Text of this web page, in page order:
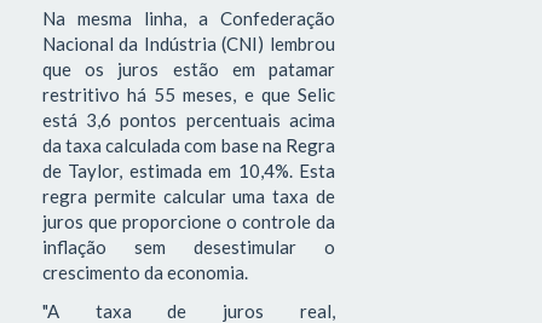
Na mesma linha, a Confederação
Nacional da Indústria (CNI) lembrou
que os juros estão em patamar
restritivo há 55 meses, e que Selic
está 3,6 pontos percentuais acima
da taxa calculada com base na Regra
de Taylor, estimada em 10,4%. Esta
regra permite calcular uma taxa de
juros que proporcione o controle da
inflação sem desestimular o
crescimento da economia.
"A taxa de juros real,